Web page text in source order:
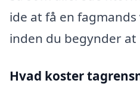
ide at få en
inden du begynder at
Hvad koster